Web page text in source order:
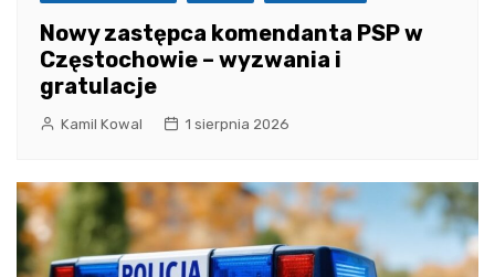
Nowy zastępca komendanta PSP w
Częstochowie – wyzwania i
gratulacje
Kamil Kowal 1 sierpnia 2026